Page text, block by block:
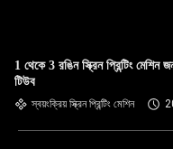
1 থেকে 3 রঙিন স্ক্রিন প্রিন্টিং
টিউব
স্বয়ংক্রিয় স্ক্রিন প্রিন্টিং মেশিন